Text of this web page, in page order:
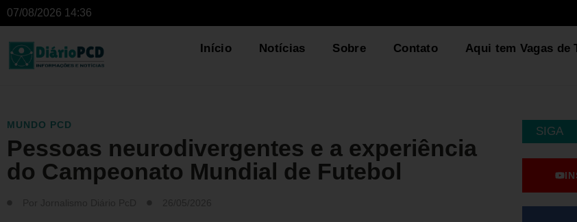
07/08/2026 14:36
Início Notícias Sobre Contato Aqui tem Vagas de
MUNDO PCD
Pessoas neurodivergentes e a experiência
do Campeonato Mundial de Futebol
SIGA